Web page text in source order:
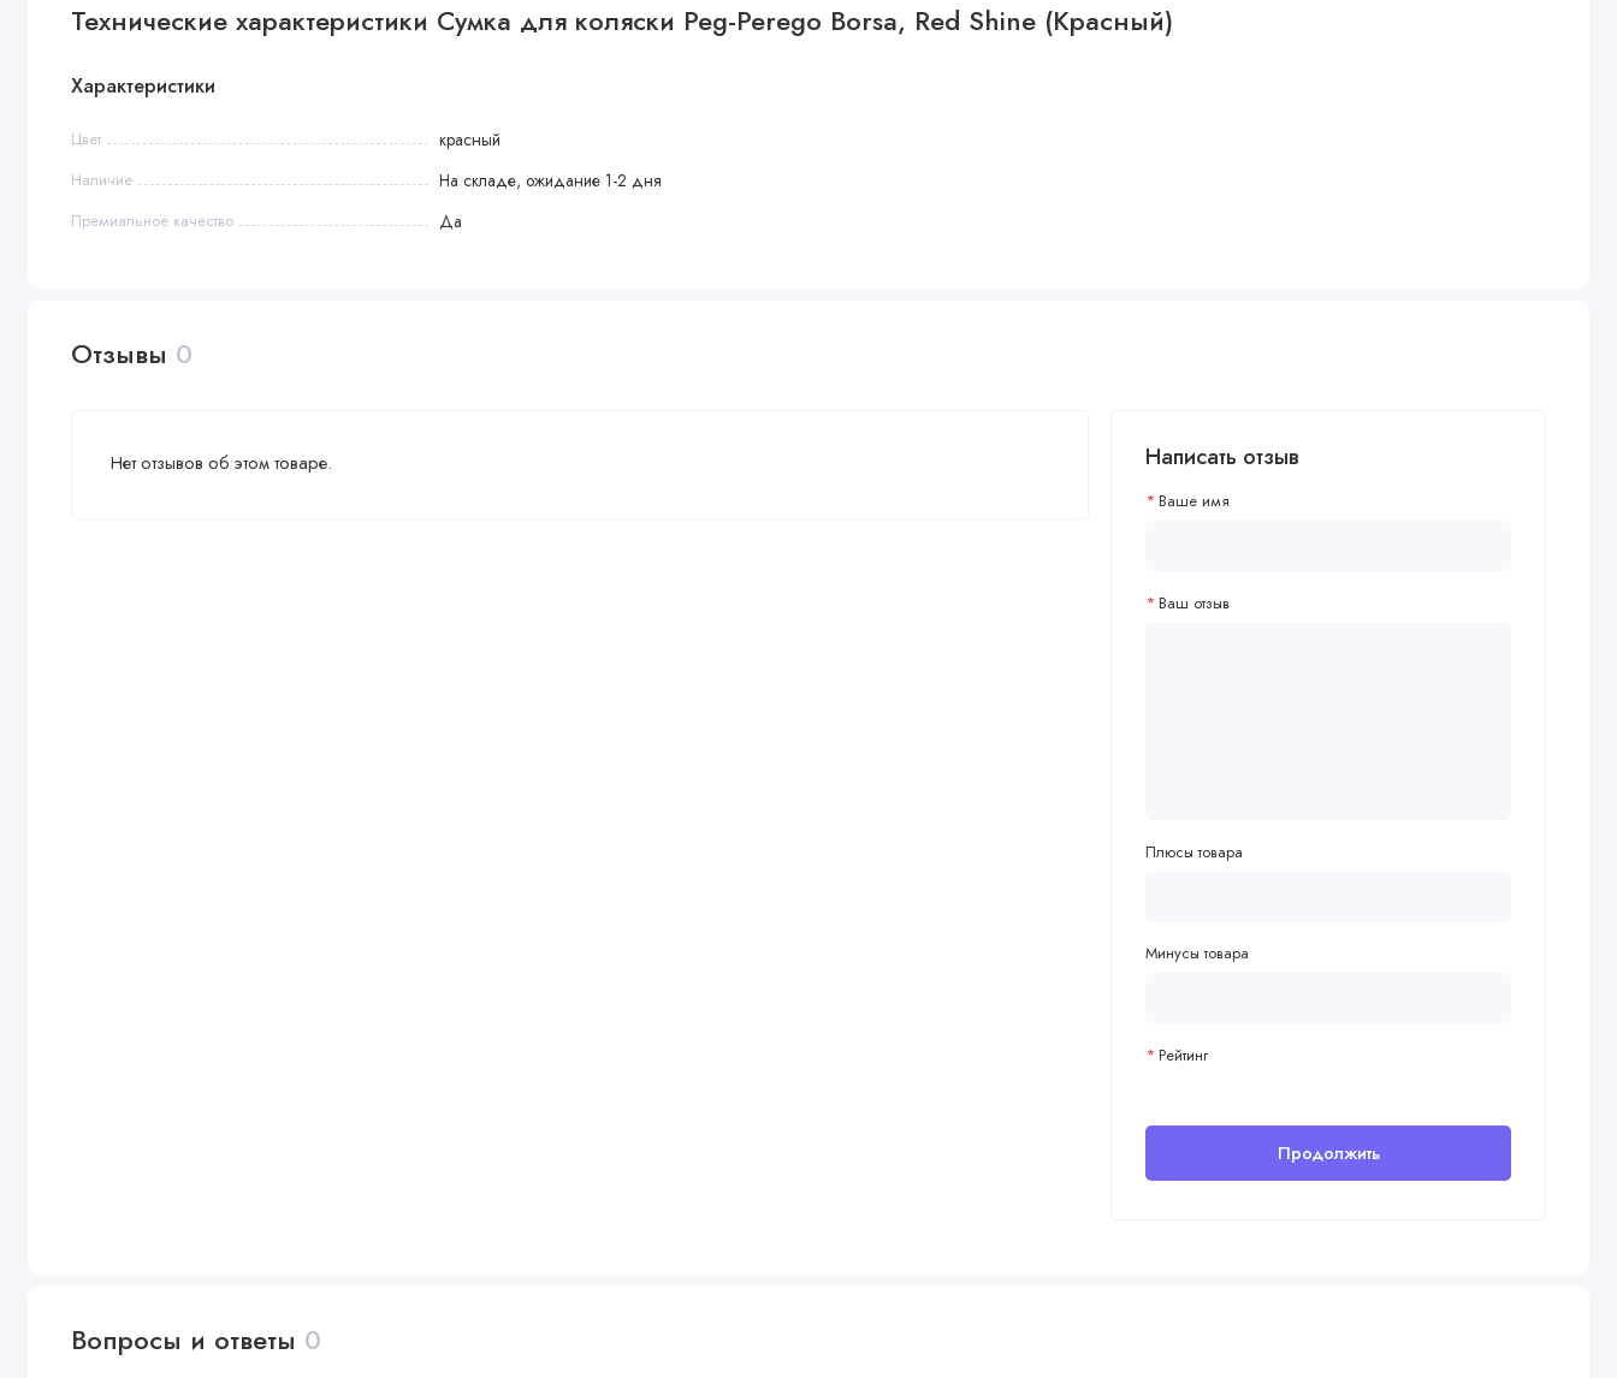
Технические характеристики Сумка для коляски Peg-Perego Borsa, Red Shine (Красный)
Характеристики
Цвет красный
Наличие На складе, ожидание 1-2 дня
Премиальное качество Да
Отзывы 0
Нет отзывов об этом товаре. Написать отзыв
Ваше имя
Ваш отзыв
Плюсы товара
Минусы товара
Рейтинг
Продолжить
Вопросы и ответы 0